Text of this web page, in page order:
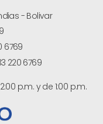
- Bolivar
6769
220 6769
p.m. y de 1:00 p.m.